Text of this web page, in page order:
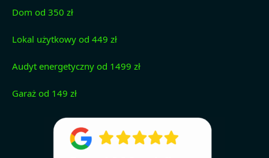
Dom od 350 zł
Lokal użytkowy od 449 zł
Audyt energetyczny od 1499 zł
Garaż od 149 zł